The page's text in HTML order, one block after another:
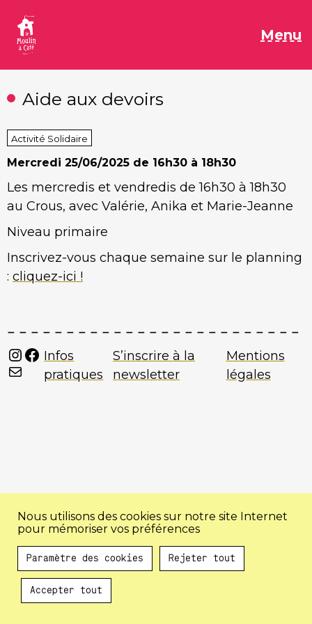
contenu
Menu
Aide aux devoirs
Activité Solidaire
Mercredi 25/06/2025 de 16h30 à 18h30
Les mercredis et vendredis de 16h30 à 18h30
au Crous, avec Valérie, Anika et Marie-Jeanne
Niveau primaire
Inscrivez-vous chaque semaine sur le planning
: cliquez-ici !
Instagram
Facebook
Mail
Infos
pratiques
S’inscrire à la
newsletter
Mentions
légales
Au programme !
Nous utilisons des cookies sur notre site Internet
pour mémoriser vos préférences
Paramètre des cookies Rejeter tout
Accepter tout